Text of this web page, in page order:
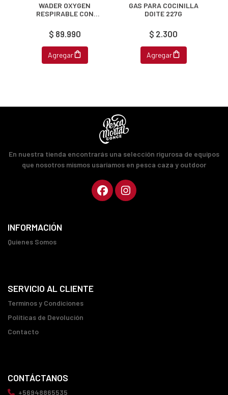
WADER OXYGEN
RESPIRABLE CON
$ 89.990
Agregar
GAS PARA COCINILLA
DOITE 227G
$ 2.300
Agregar
En nuestra tienda encontrarás una selección rigurosa de equipos
que nosotros mismos usaríamos en pesca caza y outdoor
INFORMACIÓN
Quienes Somos
SERVICIO AL CLIENTE
Terminos y Condiciones
Políticas de Devolución
Contacto
CONTÁCTANOS
+56948865535